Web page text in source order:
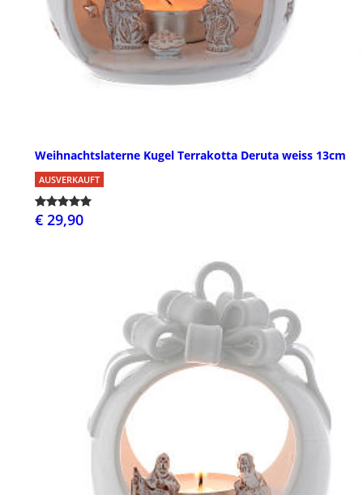
Weihnachtslaterne Kugel Terrakotta Deruta weiss 13cm
AUSVERKAUFT
€ 29,90